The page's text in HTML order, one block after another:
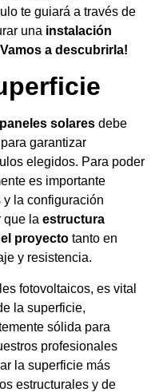
te guiará a través de
una instalación
a descubrirla!
paneles solares debe
garantizar
elegidos. Para poder
es importante
la configuración
que la estructura
proyecto tanto en
y resistencia.
fotovoltaicos, es vital
la superficie,
sólida para
profesionales
la superficie más
estructurales y de